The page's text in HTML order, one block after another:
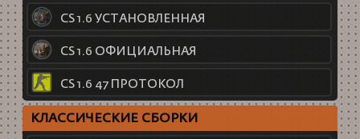
CS 1.6 УСТАНОВЛЕННАЯ
CS 1.6 ОФИЦИАЛЬНАЯ
CS 1.6 47 ПРОТОКОЛ
КЛАССИЧЕСКИЕ СБОРКИ